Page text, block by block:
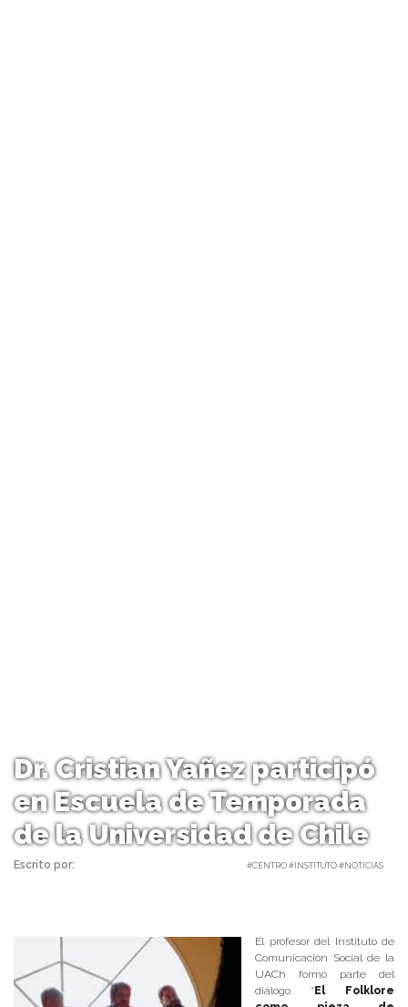
Dr. Cristian Yañez participó
en Escuela de Temporada
de la Universidad de Chile
Escrito por: #CENTRO #INSTITUTO #NOTICIAS
El profesor del Instituto de
Comunicación Social de la
UACh formó parte del
diálogo “ El Folklore